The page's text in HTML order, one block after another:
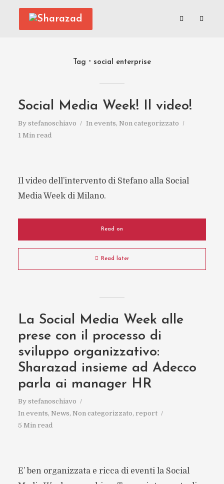
Tag social enterprise
Social Media Week! Il video!
By stefanoschiavo In events, Non categorizzato
1 Min read
Il video dell’intervento di Stefano alla Social
Media Week di Milano.
Read on
Read later
La Social Media Week alle
prese con il processo di
sviluppo organizzativo:
Sharazad insieme ad Adecco
parla ai manager HR
By stefanoschiavo
In events, News, Non categorizzato, report
5 Min read
E’ ben organizzata e ricca di eventi la Social